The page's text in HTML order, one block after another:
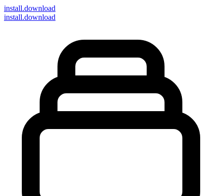
install.download
install.download